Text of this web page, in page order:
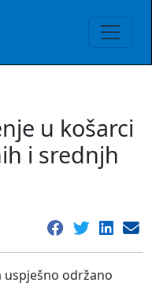
u košarci
i srednjh
uspješno održano